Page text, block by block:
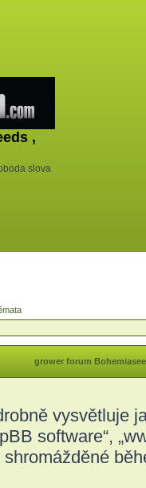
,
slova
grower forum
vysvětluje
software“,